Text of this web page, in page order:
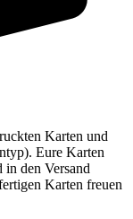
Karten und
Eure Karten
den Versand
Karten freuen